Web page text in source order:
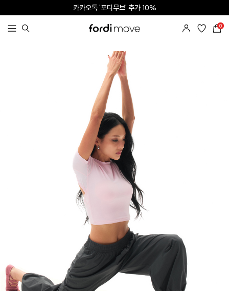
카카오톡 '포디무브' 추가 10%
SNS 태그 | App 다운로드 5%
0